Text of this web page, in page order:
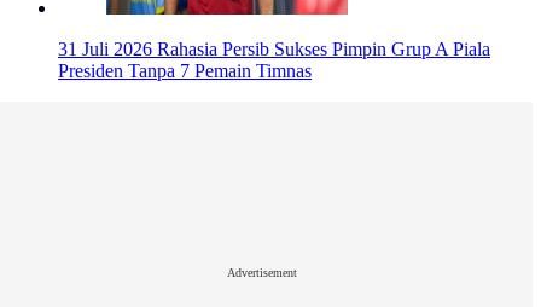
31 Juli 2026 Rahasia Persib Sukses Pimpin Grup A Piala
Presiden Tanpa 7 Pemain Timnas
Advertisement